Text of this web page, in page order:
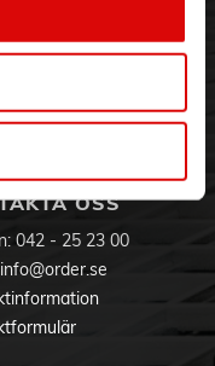
bästa möjliga
i ena
eller
om RMA
& Felleverans
OSS
042 - 25 23 00
info@order.se